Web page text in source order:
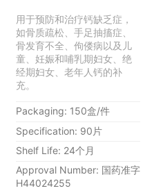
用于预防和治疗钙缺乏症，
如骨质疏松、手足抽搐症、
骨发育不全、佝偻病以及儿
童、妊娠和哺乳期妇女、绝
经期妇女、老年人钙的补
充。
Packaging: 150盒/件
Specification: 90片
Shelf Life: 24个月
Approval Number: 国药准字
H44024255